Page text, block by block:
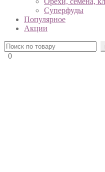
Суперфуды
Популярное
Акции
0